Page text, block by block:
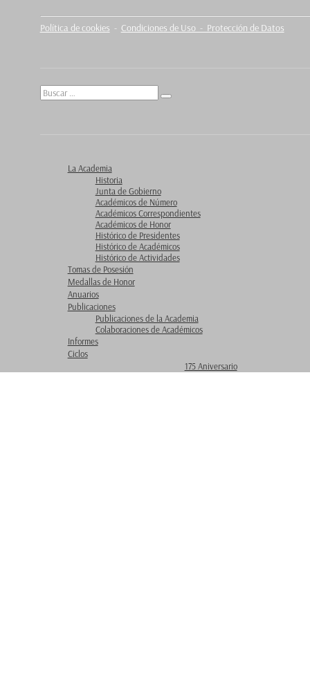
Política de cookies - Condiciones de Uso - Protección de Datos
Buscar
por:
Buscar
La Academia
Historia
Junta de Gobierno
Académicos de Número
Académicos Correspondientes
Académicos de Honor
Histórico de Presidentes
Histórico de Académicos
Histórico de Actividades
Tomas de Posesión
Medallas de Honor
Anuarios
Publicaciones
Publicaciones de la Academia
Colaboraciones de Académicos
Informes
Ciclos
175 Aniversario